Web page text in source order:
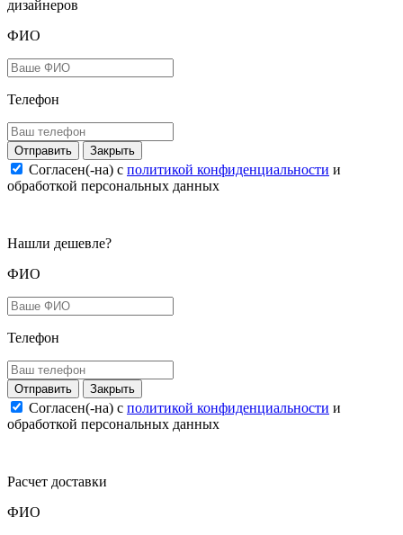
дизайнеров
ФИО
Телефон
Закрыть
Согласен(-на) c политикой конфиденциальности и
обработкой персональных данных
Нашли дешевле?
ФИО
Телефон
Закрыть
Согласен(-на) c политикой конфиденциальности и
обработкой персональных данных
Расчет доставки
ФИО